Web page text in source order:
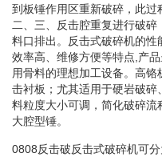
到板锤作用区重新破碎，此过
二、三、反击腔重复进行破
料口排出。反击式破碎机的
效率高、维修方便等特点,产
用骨料的理想加工设备。高
击衬板；尤其适用于硬岩破
料粒度大小可调，简化破碎
大腔型锤。
0808反击破反击式破碎机可